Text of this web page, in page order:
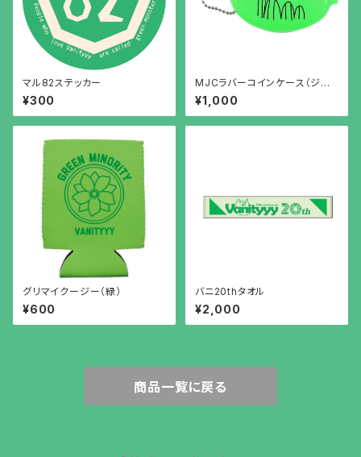
マル82ステッカー
¥300
MJCラバーコインケース（ジェッ
トコースターver）
¥1,000
グリマイクージー（緑）
¥600
バニ20thタオル
¥2,000
商品一覧に戻る